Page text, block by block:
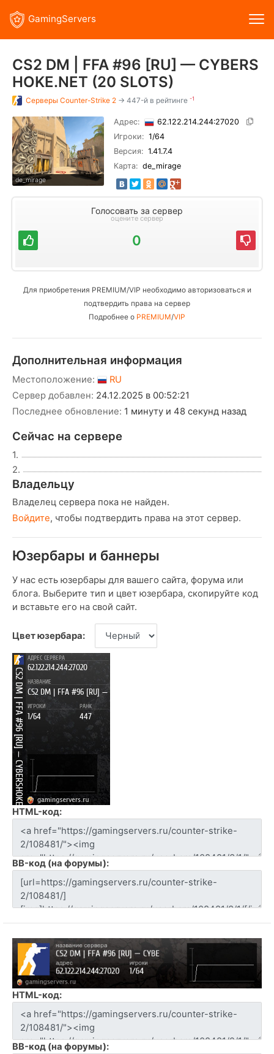
GamingServers
CS2 DM | FFA #96 [RU] — CYBERS
HOKE.NET (20 SLOTS)
Серверы Counter-Strike 2 → 447-й в рейтинге -1
de_mirage
Адрес:
62.122.214.244:27020
Игроки: 1/64
Версия: 1.41.7.4
Карта: de_mirage
Голосовать за сервер
оцените сервер
0
Для приобретения PREMIUM/VIP необходимо авторизоваться и
подтвердить права на сервер
Подробнее о PREMIUM/VIP
Дополнительная информация
Местоположение:
RU
Сервер добавлен: 24.12.2025 в 00:52:21
Последнее обновление: 1 минуту и 48 секунд назад
Сейчас на сервере
1.
2.
Владельцу
Владелец сервера пока не найден.
Войдите, чтобы подтвердить права на этот сервер.
Юзербары и баннеры
У нас есть юзербары для вашего сайта, форума или
блога. Выберите тип и цвет юзербара, скопируйте код
и вставьте его на свой сайт.
Цвет юзербара:
HTML-код:
BB-код (на форумы):
HTML-код:
BB-код (на форумы):